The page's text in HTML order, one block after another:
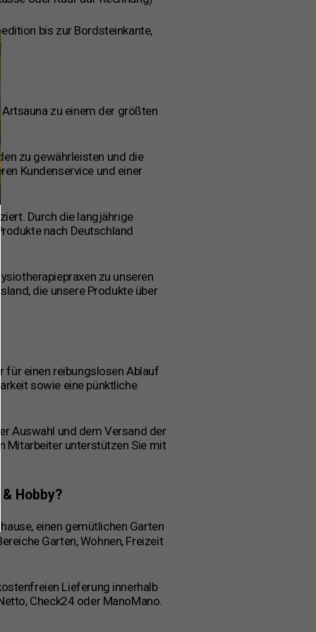
bis zur Bordsteinkante,
zu einem der größten
zu gewährleisten und die
Kundenservice und einer
Durch die langjährige
nach Deutschland
zu unseren
die unsere Produkte über
für einen reibungslosen Ablauf
sowie eine pünktliche
Auswahl und dem Versand der
Mitarbeiter unterstützen Sie mit
Hobby?
einen gemütlichen Garten
Garten, Wohnen, Freizeit
Lieferung innerhalb
Check24 oder ManoMano.